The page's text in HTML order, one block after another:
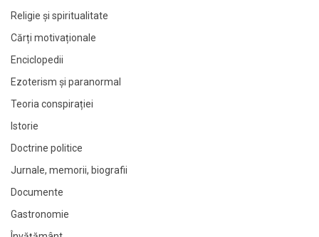
Religie și spiritualitate
Cărți motivaționale
Enciclopedii
Ezoterism și paranormal
Teoria conspirației
Istorie
Doctrine politice
Jurnale, memorii, biografii
Documente
Gastronomie